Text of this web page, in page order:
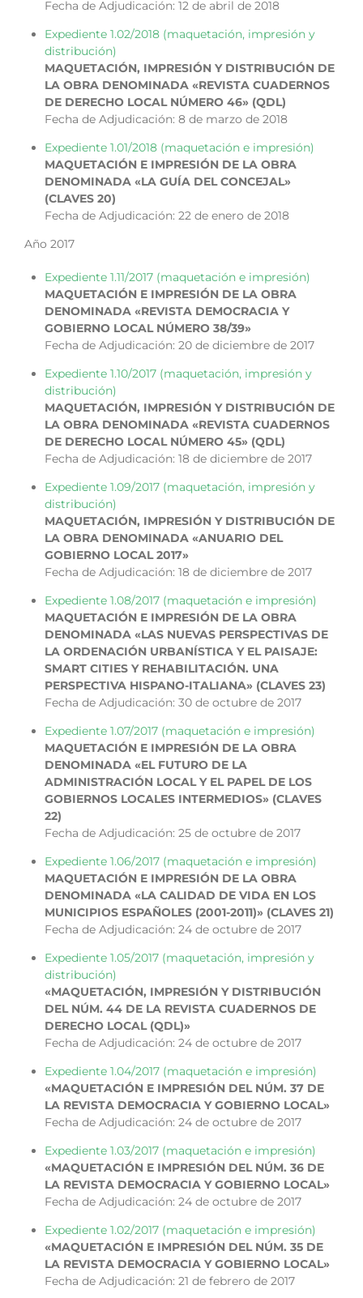
Fecha de Adjudicación: 12 de abril de 2018
Expediente 1.02/2018 (maquetación, impresión y
distribución)
MAQUETACIÓN, IMPRESIÓN Y DISTRIBUCIÓN DE
LA OBRA DENOMINADA «REVISTA CUADERNOS
DE DERECHO LOCAL NÚMERO 46» (QDL)
Fecha de Adjudicación: 8 de marzo de 2018
Expediente 1.01/2018 (maquetación e impresión)
MAQUETACIÓN E IMPRESIÓN DE LA OBRA
DENOMINADA «LA GUÍA DEL CONCEJAL»
(CLAVES 20)
Fecha de Adjudicación: 22 de enero de 2018
Año 2017
Expediente 1.11/2017 (maquetación e impresión)
MAQUETACIÓN E IMPRESIÓN DE LA OBRA
DENOMINADA «REVISTA DEMOCRACIA Y
GOBIERNO LOCAL NÚMERO 38/39»
Fecha de Adjudicación: 20 de diciembre de 2017
Expediente 1.10/2017 (maquetación, impresión y
distribución)
MAQUETACIÓN, IMPRESIÓN Y DISTRIBUCIÓN DE
LA OBRA DENOMINADA «REVISTA CUADERNOS
DE DERECHO LOCAL NÚMERO 45» (QDL)
Fecha de Adjudicación: 18 de diciembre de 2017
Expediente 1.09/2017 (maquetación, impresión y
distribución)
MAQUETACIÓN, IMPRESIÓN Y DISTRIBUCIÓN DE
LA OBRA DENOMINADA «ANUARIO DEL
GOBIERNO LOCAL 2017»
Fecha de Adjudicación: 18 de diciembre de 2017
Expediente 1.08/2017 (maquetación e impresión)
MAQUETACIÓN E IMPRESIÓN DE LA OBRA
DENOMINADA «LAS NUEVAS PERSPECTIVAS DE
LA ORDENACIÓN URBANÍSTICA Y EL PAISAJE:
SMART CITIES Y REHABILITACIÓN. UNA
PERSPECTIVA HISPANO-ITALIANA» (CLAVES 23)
Fecha de Adjudicación: 30 de octubre de 2017
Expediente 1.07/2017 (maquetación e impresión)
MAQUETACIÓN E IMPRESIÓN DE LA OBRA
DENOMINADA «EL FUTURO DE LA
ADMINISTRACIÓN LOCAL Y EL PAPEL DE LOS
GOBIERNOS LOCALES INTERMEDIOS» (CLAVES
22)
Fecha de Adjudicación: 25 de octubre de 2017
Expediente 1.06/2017 (maquetación e impresión)
MAQUETACIÓN E IMPRESIÓN DE LA OBRA
DENOMINADA «LA CALIDAD DE VIDA EN LOS
MUNICIPIOS ESPAÑOLES (2001-2011)» (CLAVES 21)
Fecha de Adjudicación: 24 de octubre de 2017
Expediente 1.05/2017 (maquetación, impresión y
distribución)
«MAQUETACIÓN, IMPRESIÓN Y DISTRIBUCIÓN
DEL NÚM. 44 DE LA REVISTA CUADERNOS DE
DERECHO LOCAL (QDL)»
Fecha de Adjudicación: 24 de octubre de 2017
Expediente 1.04/2017 (maquetación e impresión)
«MAQUETACIÓN E IMPRESIÓN DEL NÚM. 37 DE
LA REVISTA DEMOCRACIA Y GOBIERNO LOCAL»
Fecha de Adjudicación: 24 de octubre de 2017
Expediente 1.03/2017 (maquetación e impresión)
«MAQUETACIÓN E IMPRESIÓN DEL NÚM. 36 DE
LA REVISTA DEMOCRACIA Y GOBIERNO LOCAL»
Fecha de Adjudicación: 24 de octubre de 2017
Expediente 1.02/2017 (maquetación e impresión)
«MAQUETACIÓN E IMPRESIÓN DEL NÚM. 35 DE
LA REVISTA DEMOCRACIA Y GOBIERNO LOCAL»
Fecha de Adjudicación: 21 de febrero de 2017